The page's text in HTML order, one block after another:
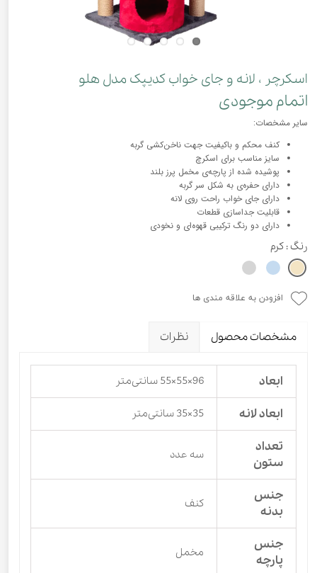
اسکرچر ، لانه و جای خواب کدیپک مدل هلو
اتمام موجودی
سایر مشخصات:
کنف محکم و باکیفیت جهت ناخن‌کشی گربه
سایز مناسب برای اسکرچ
پوشیده شده از پارچه‌ی مخمل پرز بلند
دارای حفره‌ی به شکل سر گربه
دارای جای خواب راحت روی لانه
قابلیت جداسازی قطعات
دارای دو رنگ ترکیبی قهوه‌ای و نخودی
رنگ : کرم
افزودن به علاقه مندی ها
مشخصات محصول نظرات
ابعاد 96×55×55 سانتی‌متر
ابعاد لانه 35×35 سانتی‌متر
تعداد
ستون
سه عدد
جنس
بدنه
کنف
جنس
پارچه
مخمل